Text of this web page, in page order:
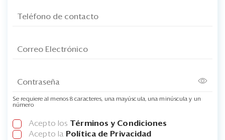
Se requiere al menos 8 caracteres, una mayúscula, una minúscula y un
número
Acepto los Términos y Condiciones
Acepto la Política de Privacidad